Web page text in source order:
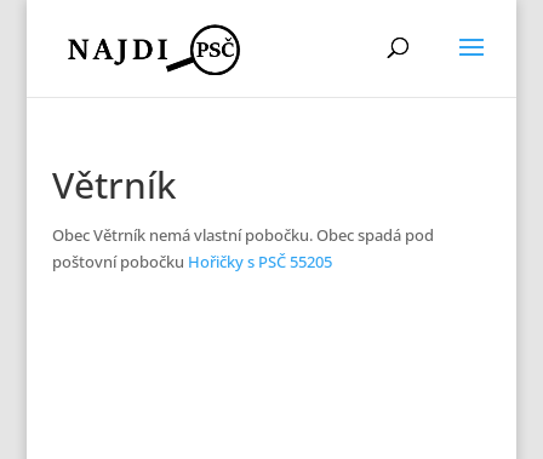
Větrník
Obec Větrník nemá vlastní pobočku. Obec spadá pod
poštovní pobočku Hořičky s PSČ 55205